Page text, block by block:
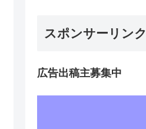
スポンサーリンク
広告出稿主募集中